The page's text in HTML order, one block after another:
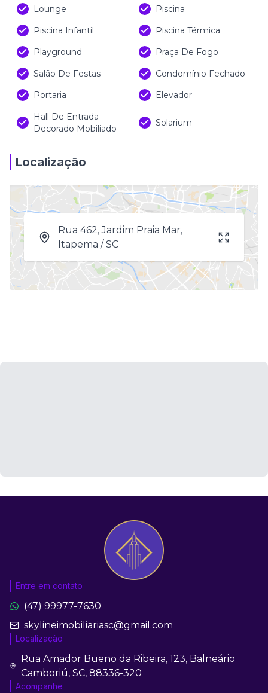
Lounge
Piscina
Piscina Infantil
Piscina Térmica
Playground
Praça De Fogo
Salão De Festas
Condomínio Fechado
Portaria
Elevador
Hall De Entrada
Decorado Mobiliado
Solarium
Localização
Rua 462, Jardim Praia Mar,
Itapema / SC
Entre em contato
(47) 99977-7630
skylineimobiliariasc@gmail.com
Localização
Rua Amador Bueno da Ribeira, 123, Balneário
Camboriú, SC, 88336-320
Acompanhe